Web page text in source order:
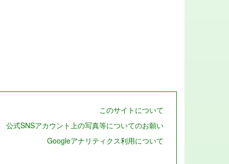
このサイトについて
公式SNSアカウント上の写真等についてのお願い
Googleアナリティクス利用について